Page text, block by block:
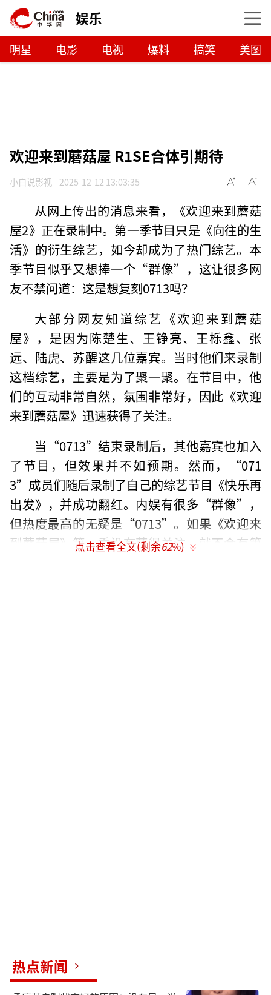
娱乐
明星 电影 电视 爆料 搞笑 美图
欢迎来到蘑菇屋 R1SE合体引期待
小白说影视 2025-12-12 13:03:35
从网上传出的消息来看，《欢迎来到蘑菇
屋2》正在录制中。第一季节目只是《向往的生
活》的衍生综艺，如今却成为了热门综艺。本
季节目似乎又想捧一个“群像”，这让很多网
友不禁问道：这是想复刻0713吗？
大部分网友知道综艺《欢迎来到蘑菇
屋》，是因为陈楚生、王铮亮、王栎鑫、张
远、陆虎、苏醒这几位嘉宾。当时他们来录制
这档综艺，主要是为了聚一聚。在节目中，他
们的互动非常自然，氛围非常好，因此《欢迎
来到蘑菇屋》迅速获得了关注。
当“0713”结束录制后，其他嘉宾也加入
了节目，但效果并不如预期。然而，“071
3”成员们随后录制了自己的综艺节目《快乐再
出发》，并成功翻红。内娱有很多“群像”，
但热度最高的无疑是“0713”。如果《欢迎来
到蘑菇屋》第一季没有获得关注，就不会有第
生活》的衍生综艺，因为本季《向往的生活》
播出后的热度和关注度一直不高，主要是因为
点击查看全文(剩余62%)
热点新闻